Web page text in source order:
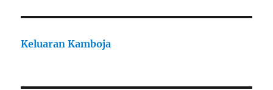
Keluaran Kamboja